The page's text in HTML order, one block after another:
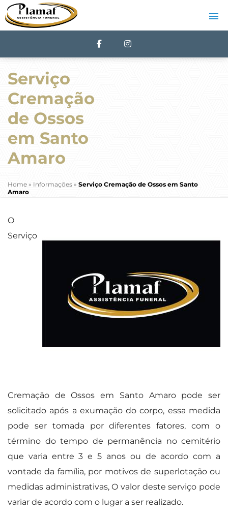
Serviço
Cremação
de Ossos
em Santo
Amaro
Home » Informações » Serviço Cremação de Ossos em Santo
Amaro
O
Serviço
Cremação de Ossos em Santo Amaro pode ser
solicitado após a exumação do corpo, essa medida
pode ser tomada por diferentes fatores, com o
término do tempo de permanência no cemitério
que varia entre 3 e 5 anos ou de acordo com a
vontade da família, por motivos de superlotação ou
medidas administrativas, O valor deste serviço pode
variar de acordo com o lugar a ser realizado.